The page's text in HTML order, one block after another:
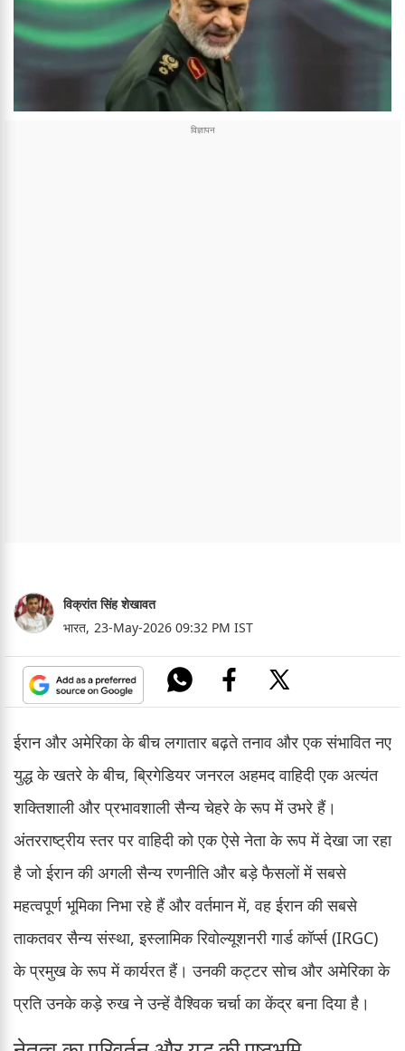
विक्रांत सिंह शेखावत
भारत, 23-May-2026 09:32 PM IST
ईरान और अमेरिका के बीच लगातार बढ़ते तनाव और एक संभावित नए
युद्ध के खतरे के बीच, ब्रिगेडियर जनरल अहमद वाहिदी एक अत्यंत
शक्तिशाली और प्रभावशाली सैन्य चेहरे के रूप में उभरे हैं।
अंतरराष्ट्रीय स्तर पर वाहिदी को एक ऐसे नेता के रूप में देखा जा रहा
है जो ईरान की अगली सैन्य रणनीति और बड़े फैसलों में सबसे
महत्वपूर्ण भूमिका निभा रहे हैं और वर्तमान में, वह ईरान की सबसे
ताकतवर सैन्य संस्था, इस्लामिक रिवोल्यूशनरी गार्ड कॉर्प्स (IRGC)
के प्रमुख के रूप में कार्यरत हैं। उनकी कट्टर सोच और अमेरिका के
प्रति उनके कड़े रुख ने उन्हें वैश्विक चर्चा का केंद्र बना दिया है।